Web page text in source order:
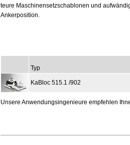
teure Maschinensetzschablonen und
Ankerposition.
Typ
KaBloc 515.1 /902
Unsere Anwendungsingenieure empfehlen